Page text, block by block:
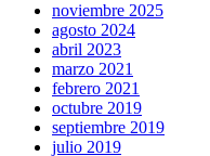
noviembre 2025
agosto 2024
abril 2023
marzo 2021
febrero 2021
octubre 2019
septiembre 2019
julio 2019